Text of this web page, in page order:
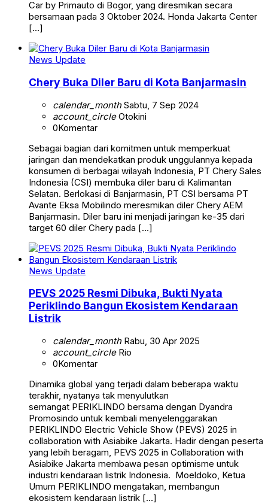
Car by Primauto di Bogor, yang diresmikan secara
bersamaan pada 3 Oktober 2024. Honda Jakarta Center
[…]
News Update
Chery Buka Diler Baru di Kota Banjarmasin
calendar_monthSabtu, 7 Sep 2024
account_circleOtokini
0Komentar
Sebagai bagian dari komitmen untuk memperkuat
jaringan dan mendekatkan produk unggulannya kepada
konsumen di berbagai wilayah Indonesia, PT Chery Sales
Indonesia (CSI) membuka diler baru di Kalimantan
Selatan. Berlokasi di Banjarmasin, PT CSI bersama PT
Avante Eksa Mobilindo meresmikan diler Chery AEM
Banjarmasin. Diler baru ini menjadi jaringan ke-35 dari
target 60 diler Chery pada […]
News Update
PEVS 2025 Resmi Dibuka, Bukti Nyata
Periklindo Bangun Ekosistem Kendaraan
Listrik
calendar_monthRabu, 30 Apr 2025
account_circleRio
0Komentar
Dinamika global yang terjadi dalam beberapa waktu
terakhir, nyatanya tak menyulutkan
semangat PERIKLINDO bersama dengan Dyandra
Promosindo untuk kembali menyelenggarakan
PERIKLINDO Electric Vehicle Show (PEVS) 2025 in
collaboration with Asiabike Jakarta. Hadir dengan peserta
yang lebih beragam, PEVS 2025 in Collaboration with
Asiabike Jakarta membawa pesan optimisme untuk
industri kendaraan listrik Indonesia. Moeldoko, Ketua
Umum PERIKLINDO mengatakan, membangun
ekosistem kendaraan listrik […]